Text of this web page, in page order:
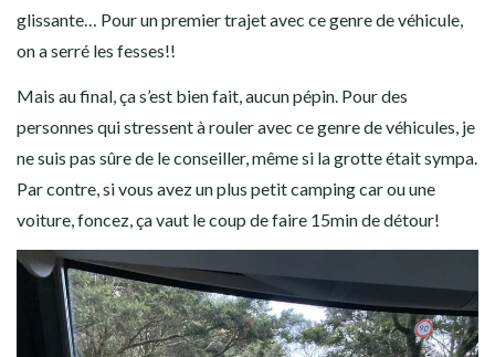
glissante… Pour un premier trajet avec ce genre de véhicule,
on a serré les fesses!!
Mais au final, ça s’est bien fait, aucun pépin. Pour des
personnes qui stressent à rouler avec ce genre de véhicules, je
ne suis pas sûre de le conseiller, même si la grotte était sympa.
Par contre, si vous avez un plus petit camping car ou une
voiture, foncez, ça vaut le coup de faire 15min de détour!